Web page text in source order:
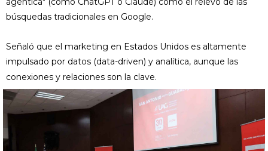
búsquedas tradicionales en Google.
Señaló que el marketing en Estados Unidos es altamente
impulsado por datos (data-driven) y analítica, aunque las
conexiones y relaciones son la clave.